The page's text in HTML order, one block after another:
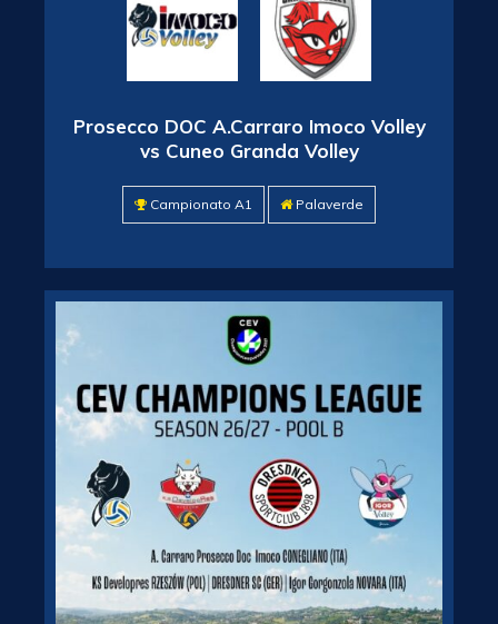
Prosecco DOC A.Carraro Imoco Volley
vs Cuneo Granda Volley
Campionato A1 Palaverde